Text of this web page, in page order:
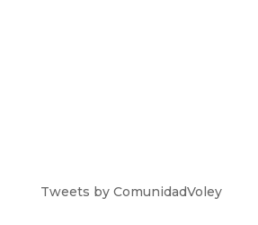
Tweets by ComunidadVoley